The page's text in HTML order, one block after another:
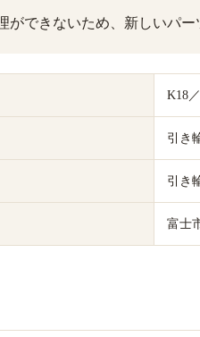
ができないため、新しいパ
K18
引き
引き
富士